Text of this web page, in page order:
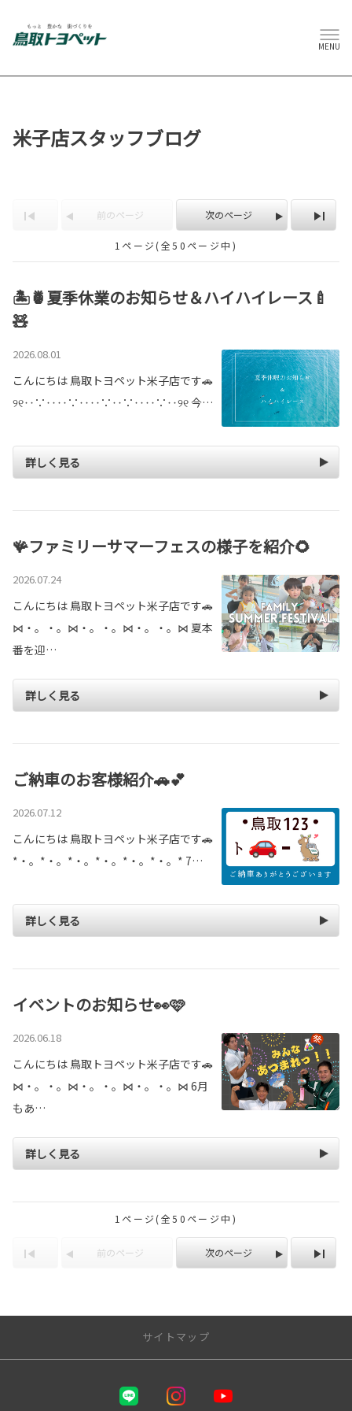
MENU
米子店スタッフブログ
前のページ 次のページ
1ページ(全50ページ中)
🏝️🍍夏季休業のお知らせ＆ハイハイレース🍼
🧸
2026.08.01
こんにちは 鳥取トヨペット米子店です🚗
୨୧‥∵‥‥∵‥‥∵‥∵‥‥∵‥୨୧ 今…
詳しく見る
🪸ファミリーサマーフェスの様子を紹介🌻
2026.07.24
こんにちは 鳥取トヨペット米子店です🚗
⋈・。・。⋈・。・。⋈・。・。⋈ 夏本
番を迎…
詳しく見る
ご納車のお客様紹介🚗💕
2026.07.12
こんにちは 鳥取トヨペット米子店です🚗
*・。*・。*・。*・。*・。*・。* 7…
詳しく見る
イベントのお知らせ👀🩷
2026.06.18
こんにちは 鳥取トヨペット米子店です🚗
⋈・。・。⋈・。・。⋈・。・。⋈ 6月
もあ…
詳しく見る
1ページ(全50ページ中)
前のページ 次のページ
サイトマップ
トップページ | 鳥取でトヨタ車なら鳥取トヨペット